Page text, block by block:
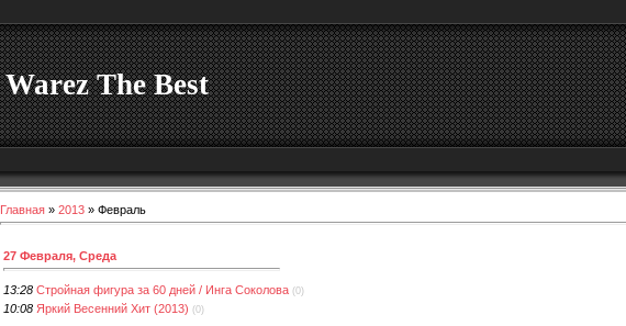
Warez The Best
Главная » 2013 » Февраль
27 Февраля, Среда
13:28 Стройная фигура за 60 дней / Инга Соколова (0)
10:08 Яркий Весенний Хит (2013) (0)